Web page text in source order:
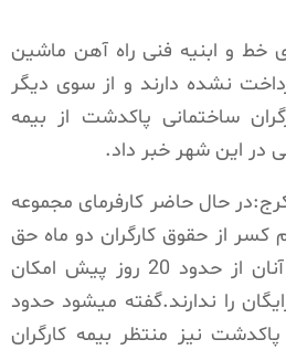
خط و ابنیه فنی راه آهن ماشین
نشده دارند و از سوی دیگر
ساختمانی پاکدشت از بیمه
حال حاضر کارفرمای مجموعه
کسر از حقوق کارگران دو ماه حق
بیمه به بدهکار است و آنان از حدود 20 روز پیش امکان
را ندارند.گفته میشود حدود
پاکدشت نیز منتظر بیمه کارگران